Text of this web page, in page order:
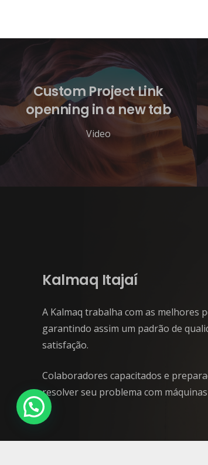
Custom Project Link
openning in a new tab
Video
Kalmaq Itajaí
A Kalmaq trabalha com as melhores
garantindo assim um padrão de
satisfação.
Colaboradores capacitados e
resolver seu problema com